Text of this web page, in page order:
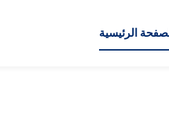
الرئيسية